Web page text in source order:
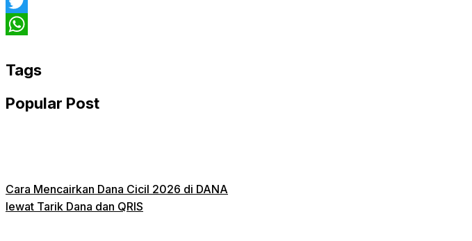
Twitter
Tags
Popular Post
Cara Mencairkan Dana Cicil 2026 di DANA
lewat Tarik Dana dan QRIS